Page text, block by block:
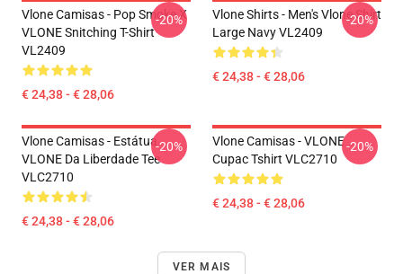
Vlone Camisas - Pop Smoke X
VLONE Snitching T-Shirt
VL2409
€ 24,38 - € 28,06
-20%
Vlone Shirts - Men's Vlone Shirt
Large Navy VL2409
€ 24,38 - € 28,06
-20%
Vlone Camisas - Estátua
VLONE Da Liberdade Tee
VLC2710
€ 24,38 - € 28,06
-20%
Vlone Camisas - VLONE
Cupac Tshirt VLC2710
€ 24,38 - € 28,06
-20%
VER MAIS